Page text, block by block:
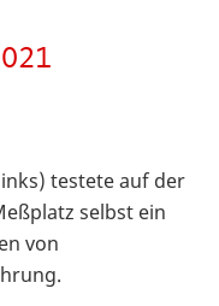
testete auf der
selbst ein
von